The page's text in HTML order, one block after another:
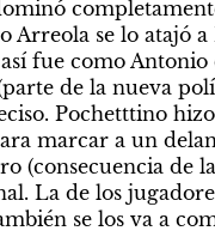
Arreola se lo atajó
fue como Antonio
de la nueva
Pochetttino
marcar a un
(consecuencia de
La de los
se los va a